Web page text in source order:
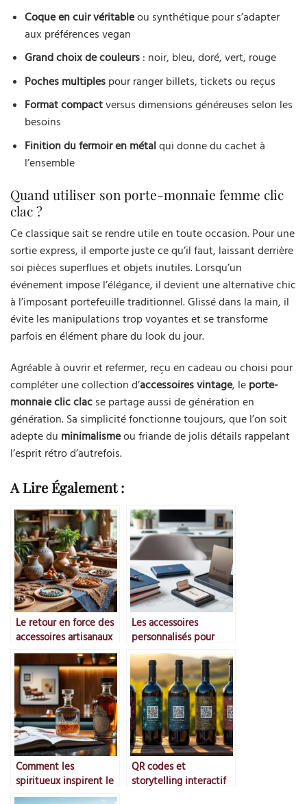
Coque en cuir véritableou synthétique pour s’adapter
aux préférences vegan
Grand choix de couleurs: noir, bleu, doré, vert, rouge
Poches multiplespour ranger billets, tickets ou reçus
Format compactversus dimensions généreuses selon les
besoins
Finition du fermoir en métalqui donne du cachet à
l’ensemble
Quand utiliser son porte-monnaie femme clic
clac ?
Ce classique sait se rendre utile en toute occasion. Pour une
sortie express, il emporte juste ce qu’il faut, laissant derrière
soi pièces superflues et objets inutiles. Lorsqu’un
événement impose l’élégance, il devient une alternative chic
à l’imposant portefeuille traditionnel. Glissé dans la main, il
évite les manipulations trop voyantes et se transforme
parfois en élément phare du look du jour.
Agréable à ouvrir et refermer, reçu en cadeau ou choisi pour
compléter une collection d’accessoires vintage, le porte-
monnaie clic clac se partage aussi de génération en
génération. Sa simplicité fonctionne toujours, que l’on soit
adepte du minimalismeou friande de jolis détails rappelant
l’esprit rétro d’autrefois.
A Lire Également :
Le retour en force des
accessoires artisanaux
Les accessoires
personnalisés pour
entreprises
Comment les
spiritueux inspirent le
design
QR codes et
storytelling interactif